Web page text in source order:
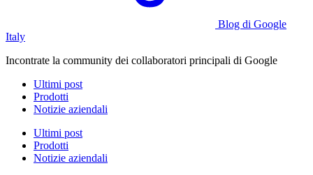
Blog di Google
Italy
Incontrate la community dei collaboratori principali di Google
Ultimi post
Prodotti
Notizie aziendali
Ultimi post
Prodotti
Notizie aziendali